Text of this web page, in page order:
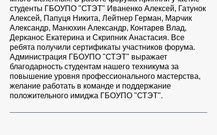
студенты ГБОУПО "СТЭТ" Иваненко Алексей, Гатунок
Алексей, Папуця Никита, Лейтнер Герман, Марчик
Александр, Манюхин Александр, Контарев Влад,
Дерканос Екатерина и Скрипник Анастасия. Все
ребята получили сертификаты участников форума.
Администрация ГБОУПО "СТЭТ" выражает
благодарность студентам нашего техникума за
повышение уровня профессионального мастерства,
желание работать в команде и поддержание
положительного имиджа ГБОУПО "СТЭТ".